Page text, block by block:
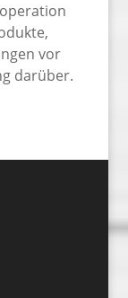
vor
darüber.